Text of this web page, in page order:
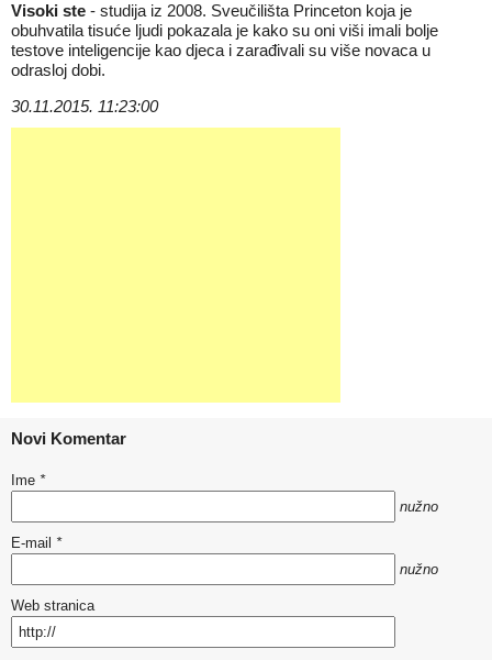
Visoki ste - studija iz 2008. Sveučilišta Princeton koja je
obuhvatila tisuće ljudi pokazala je kako su oni viši imali bolje
testove inteligencije kao djeca i zarađivali su više novaca u
odrasloj dobi.
30.11.2015. 11:23:00
Novi Komentar
Ime *
nužno
E-mail *
nužno
Web stranica